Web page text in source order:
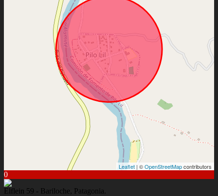
Leaflet | ©OpenStreetMapcontributors
0
Elflein 59 - Bariloche, Patagonia.